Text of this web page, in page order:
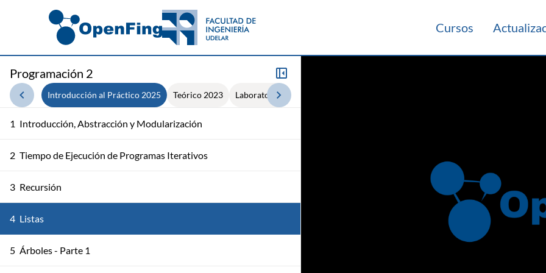
Cursos
Programación 2
Introducción al Práctico 2025 Teórico 2023 Laboratorio 2023
1 Introducción, Abstracción y Modularización
2 Tiempo de Ejecución de Programas Iterativos
3 Recursión
4 Listas
5 Árboles - Parte 1